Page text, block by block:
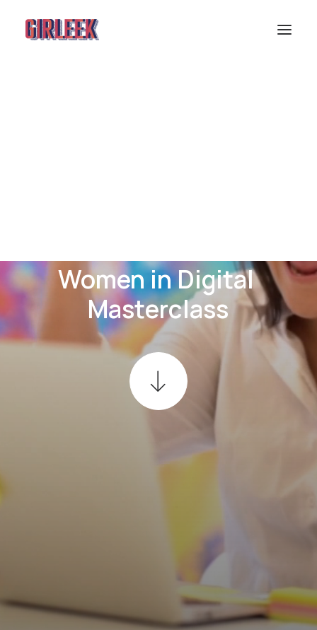
WomeninDigital
Masterclass